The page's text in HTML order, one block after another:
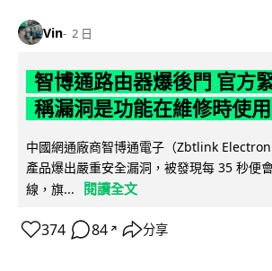
Vin 2 日
智博通路由器爆後門 官方
稱漏洞是功能在維修時使用
中國網通廠商智博通電子（Zbtlink
產品爆出嚴重安全漏洞，被發現每 35 秒便
線，旗...
閱讀全文
374 84 ↗ 分享